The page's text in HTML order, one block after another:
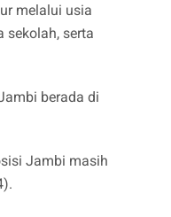
melalui usia
sekolah, serta
berada di
Jambi masih